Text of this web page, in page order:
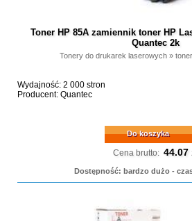
Toner HP 85A zamiennik toner HP
Quantec 2k
Tonery do drukarek laserowych»
Wydajność: 2 000 stron
Producent: Quantec
Do koszyka
Cena brutto: 44.07
Dostępność: bardzo dużo -